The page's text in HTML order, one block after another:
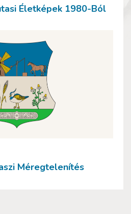
Életképek 1980-Ból
Méregtelenítés